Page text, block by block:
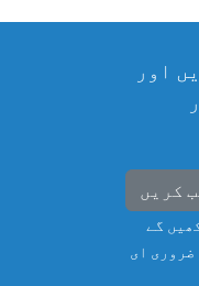
اور
کریں
گے
ضروری ای